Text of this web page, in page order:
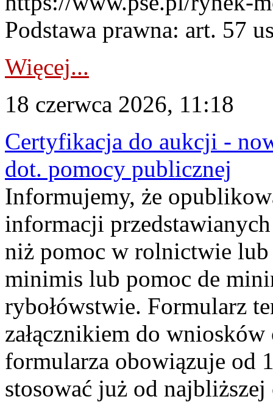
Podstawa prawna: art. 57
Więcej...
18 czerwca 2026, 11:18
Certyfikacja do aukcji -
dot. pomocy publicznej
Informujemy, że
informacji
niż pomoc w rolnictwie lub
minimis lub pomoc de
rybołówstwie. Formularz
załącznikiem do
formularza obowiązuje od
stosować już od